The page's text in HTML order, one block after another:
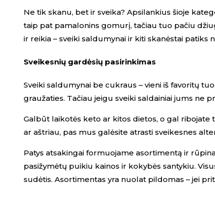
Ne tik skanu, bet ir sveika? Apsilankius šioje
taip pat pamalonins gomurį, tačiau tuo pačiu
ir reikia – sveiki saldumynai ir kiti skanėstai patiks
Sveikesnių gardėsių pasirinkimas
Sveiki saldumynai be cukraus – vieni iš favoritų
graužaties. Tačiau jeigu sveiki saldainiai jums ne
Galbūt laikotės keto ar kitos dietos, o gal
ar aštriau, pas mus galėsite atrasti sveikesnes
Patys atsakingai formuojame asortimentą ir
pasižymėtų puikiu kainos ir kokybės santykiu.
sudėtis. Asortimentas yra nuolat pildomas – jei